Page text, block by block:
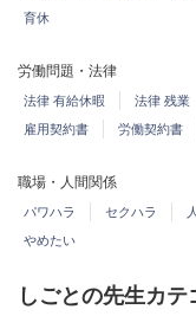
育休
労働問題・法律
法律 有給休暇 法律 残業
雇用契約書
労働契約書
職場・人間関係
パワハラ セクハラ
やめたい
しごとの先生カテ